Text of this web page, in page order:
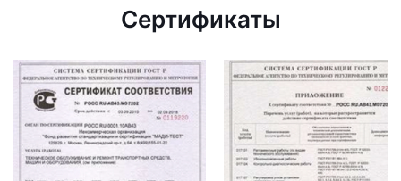
Сертификаты